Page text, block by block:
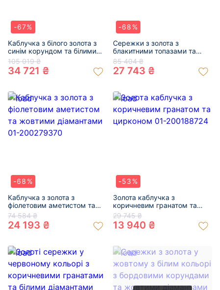
-67%
Каблучка з білого золота з
синім корундом та білими
діамантами 01-200305222
105 019 ₴
34 721 ₴
-68%
Сережки з золота з
блакитними топазами та
білими діамантами 01-
200301609
85 404 ₴
27 743 ₴
-68%
Каблучка з золота з
фіолетовим аметистом та
жовтими діамантами 01-
200279370
74 584 ₴
24 193 ₴
-53%
Золота каблучка з
коричневим гранатом та
цирконом 01-200188724
29 745 ₴
13 940 ₴